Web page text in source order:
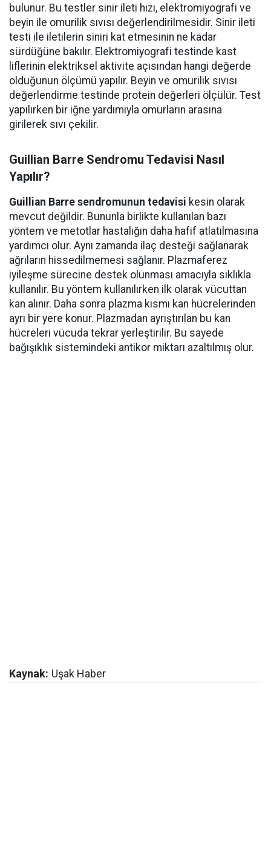
bulunur. Bu testler sinir ileti hızı, elektromiyografi ve
beyin ile omurilik sıvısı değerlendirilmesidir. Sinir ileti
testi ile iletilerin siniri kat etmesinin ne kadar
sürdüğüne bakılır. Elektromiyografi testinde kast
liflerinin elektriksel aktivite açısından hangi değerde
olduğunun ölçümü yapılır. Beyin ve omurilik sıvısı
değerlendirme testinde protein değerleri ölçülür. Test
yapılırken bir iğne yardımıyla omurların arasına
girilerek sıvı çekilir.
Guillian Barre Sendromu Tedavisi Nasıl
Yapılır?
Guillian Barre sendromunun tedavisi kesin olarak
mevcut değildir. Bununla birlikte kullanılan bazı
yöntem ve metotlar hastalığın daha hafif atlatılmasına
yardımcı olur. Aynı zamanda ilaç desteği sağlanarak
ağrıların hissedilmemesi sağlanır. Plazmaferez
iyileşme sürecine destek olunması amacıyla sıklıkla
kullanılır. Bu yöntem kullanılırken ilk olarak vücuttan
kan alınır. Daha sonra plazma kısmı kan hücrelerinden
ayrı bir yere konur. Plazmadan ayrıştırılan bu kan
hücreleri vücuda tekrar yerleştirilir. Bu sayede
bağışıklık sistemindeki antikor miktarı azaltılmış olur.
Kaynak: Uşak Haber